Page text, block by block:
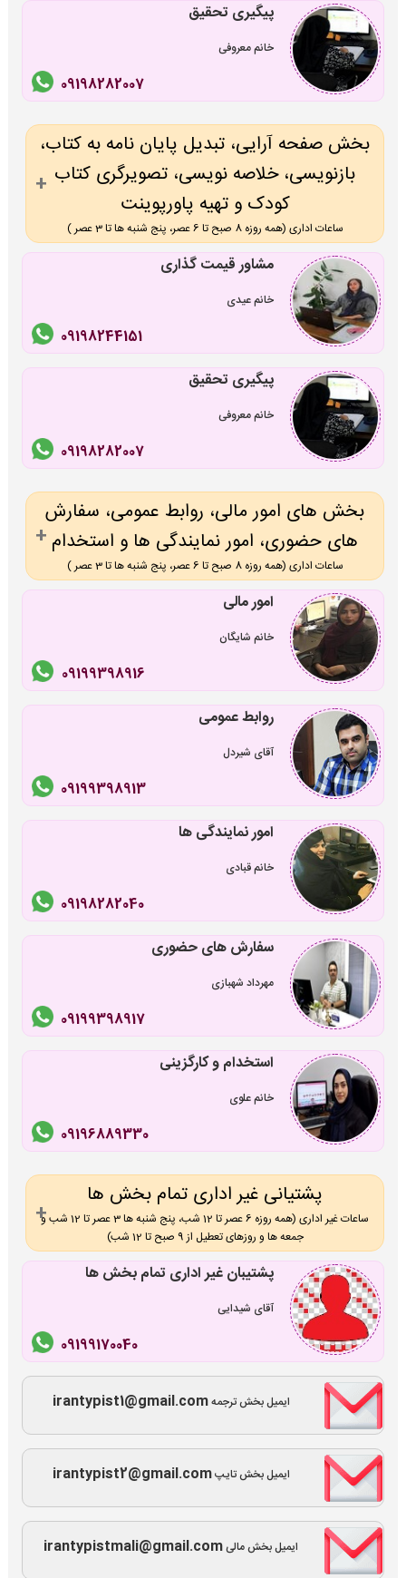
پیگیری تحقیق
خانم معروفی
09198282007
بخش صفحه آرایی، تبدیل پایان نامه به کتاب،
بازنویسی، خلاصه نویسی، تصویرگری کتاب
کودک و تهیه پاورپوینت
ساعات اداری (همه روزه 8 صبح تا 6 عصر، پنج شنبه ها تا 3 عصر )
مشاور قیمت گذاری
خانم عیدی
09198244151
پیگیری تحقیق
خانم معروفی
09198282007
بخش های امور مالی، روابط عمومی، سفارش
های حضوری، امور نمایندگی ها و استخدام
ساعات اداری (همه روزه 8 صبح تا 6 عصر، پنج شنبه ها تا 3 عصر )
امور مالی
خانم شایگان
09199398916
روابط عمومی
آقای شیردل
09199398913
امور نمایندگی ها
خانم قبادی
09198282040
سفارش های حضوری
مهرداد شهبازی
09199398917
استخدام و کارگزینی
خانم علوی
09196889330
پشتیانی غیر اداری تمام بخش ها
ساعات غیر اداری (همه روزه 6 عصر تا 12 شب، پنج شنبه ها 3 عصر تا 12 شب و
جمعه ها و روزهای تعطیل از 9 صبح تا 12 شب)
پشتیبان غیر اداری تمام بخش ها
آقای شیدایی
09199170040
ایمیل بخش ترجمهirantypist1@gmail.com
ایمیل بخش تایپirantypist2@gmail.com
ایمیل بخش مالیirantypistmali@gmail.com